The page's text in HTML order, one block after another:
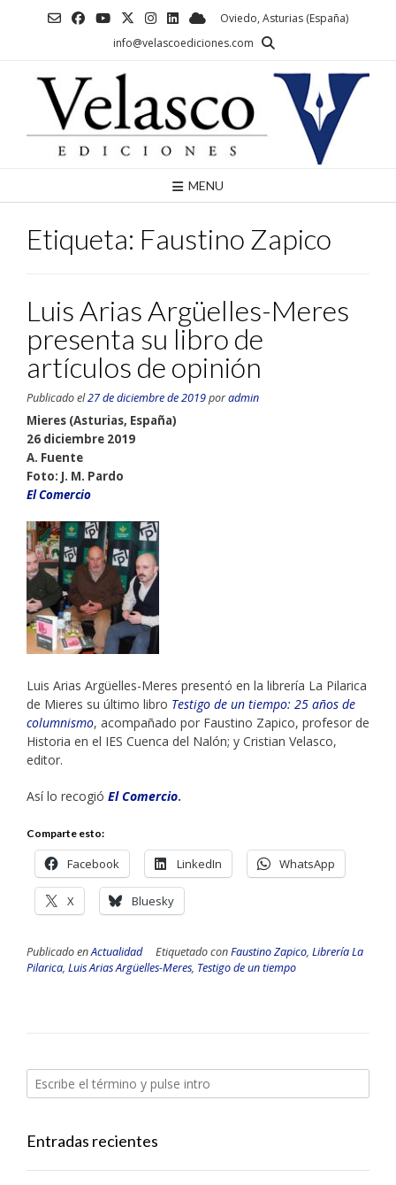
Oviedo, Asturias (España)
info@velascoediciones.com
MENU
Etiqueta: Faustino Zapico
Luis Arias Argüelles-Meres
presenta su libro de
artículos de opinión
Publicado el27 de diciembre de 2019poradmin
Mieres (Asturias, España)
26 diciembre 2019
A. Fuente
Foto: J. M. Pardo
El Comercio
Luis Arias Argüelles-Meres presentó en la librería La Pilarica
de Mieres su último libro Testigo de un tiempo: 25 años de
columnismo, acompañado por Faustino Zapico, profesor de
Historia en el IES Cuenca del Nalón; y Cristian Velasco,
editor.
Así lo recogió El Comercio.
Comparte esto:
Facebook LinkedIn WhatsApp
X Bluesky
Publicado enActualidad Etiquetado conFaustino Zapico, Librería La
Pilarica, Luis Arias Argüelles-Meres, Testigo de un tiempo
Entradas recientes